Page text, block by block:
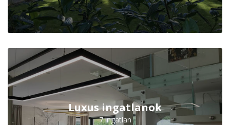
Luxus ingatlanok
7 ingatlan